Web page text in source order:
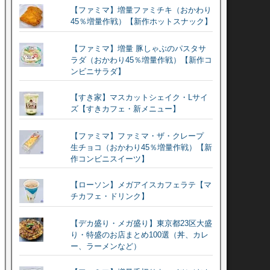
【ファミマ】増量ファミチキ（おかわり
45％増量作戦）【新作ホットスナック】
【ファミマ】増量 豚しゃぶのパスタサ
ラダ（おかわり45％増量作戦）【新作コ
ンビニサラダ】
【すき家】マスカットシェイク・Lサイ
ズ【すきカフェ・新メニュー】
【ファミマ】ファミマ・ザ・クレープ
生チョコ（おかわり45％増量作戦）【新
作コンビニスイーツ】
【ローソン】メガアイスカフェラテ【マ
チカフェ・ドリンク】
【デカ盛り・メガ盛り】東京都23区大盛
り・特盛のお店まとめ100選（丼、カレ
ー、ラーメンなど）